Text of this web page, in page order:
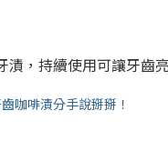
，持續使用可讓牙齒
咖啡漬分手說掰掰！